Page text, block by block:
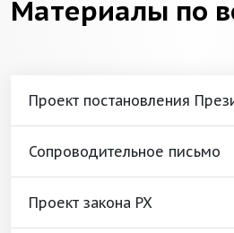
Материалы по
Проект постановления
Сопроводительное письмо
Проект закона РХ